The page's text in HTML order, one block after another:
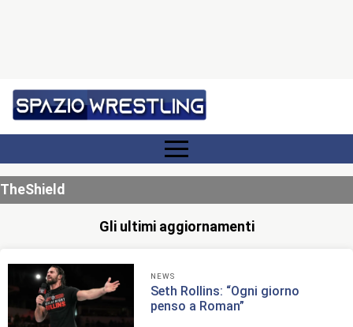
TheShield
Gli ultimi aggiornamenti
NEWS
Seth Rollins: “Ogni giorno
penso a Roman”